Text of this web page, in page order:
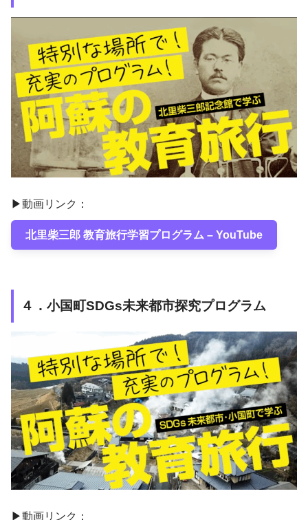
▶動画リンク：
北里柴三郎 教育旅行学習プログラム – YouTube
４．小国町SDGs未来都市探究プログラム
▶動画リンク：